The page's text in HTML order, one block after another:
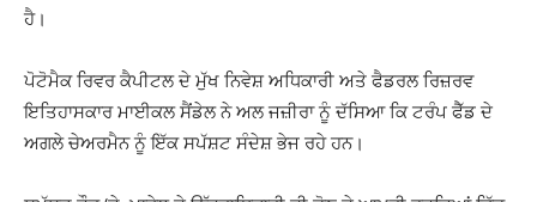
ਹੈ।
ਪੋਟੋਮੈਕ ਰਿਵਰ ਕੈਪੀਟਲ ਦੇ ਮੁੱਖ ਨਿਵੇਸ਼ ਅਧਿਕਾਰੀ ਅਤੇ ਫੈਡਰਲ ਰਿਜ਼ਰਵ
ਇਤਿਹਾਸਕਾਰ ਮਾਈਕਲ ਸੈਂਡੇਲ ਨੇ ਅਲ ਜਜ਼ੀਰਾ ਨੂੰ ਦੱਸਿਆ ਕਿ ਟਰੰਪ ਫੈੱਡ ਦੇ
ਅਗਲੇ ਚੇਅਰਮੈਨ ਨੂੰ ਇੱਕ ਸਪੱਸ਼ਟ ਸੰਦੇਸ਼ ਭੇਜ ਰਹੇ ਹਨ।